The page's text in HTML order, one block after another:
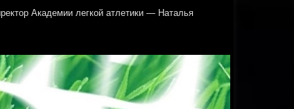
Академии легкой атлетики — Наталья